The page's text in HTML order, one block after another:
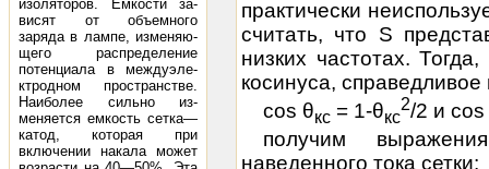
изоляторов. Емкости за­
висят от объемного
заряда в лампе, изменяю­
щего распределение
потенциала в междуэле­
ктродном пространстве.
Наиболее сильно из­
меняется емкость сетка—
катод, которая при
включении накала может
практически
считать, что S
низких частотах.
косинуса,
cos θкс = 1-θкс
2/2 и cos
получим
наведенного тока сетки: